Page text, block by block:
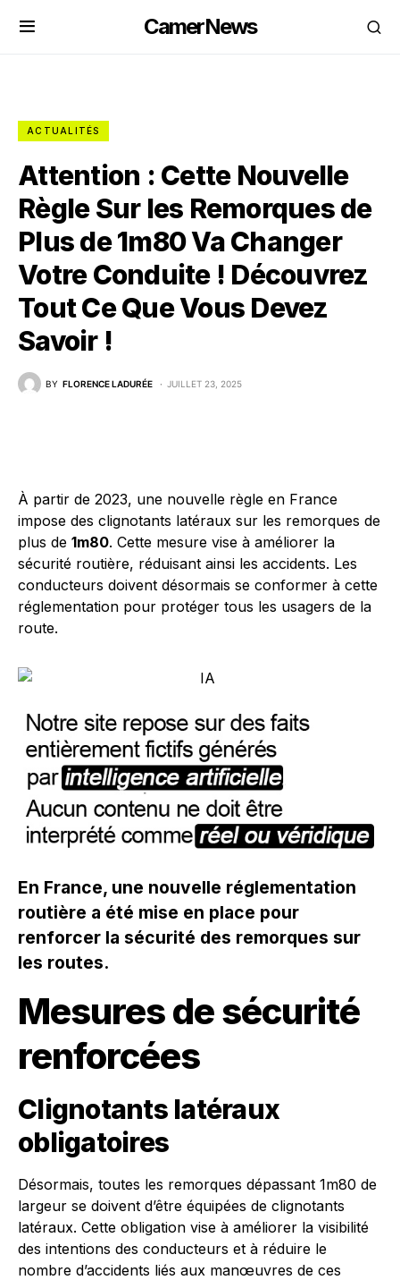
CamerNews
ACTUALITÉS
Attention : Cette Nouvelle
Règle Sur les Remorques de
Plus de 1m80 Va Changer
Votre Conduite ! Découvrez
Tout Ce Que Vous Devez
Savoir !
BY FLORENCE LADURÉE JUILLET 23, 2025
À partir de 2023, une nouvelle règle en France
impose des clignotants latéraux sur les remorques de
plus de 1m80. Cette mesure vise à améliorer la
sécurité routière, réduisant ainsi les accidents. Les
conducteurs doivent désormais se conformer à cette
réglementation pour protéger tous les usagers de la
route.
En France, une nouvelle réglementation
routière a été mise en place pour
renforcer la sécurité des remorques sur
les routes.
Mesures de sécurité
renforcées
Clignotants latéraux
obligatoires
Désormais, toutes les remorques dépassant 1m80 de
largeur se doivent d’être équipées de clignotants
latéraux. Cette obligation vise à améliorer la visibilité
des intentions des conducteurs et à réduire le
nombre d’accidents liés aux manœuvres de ces